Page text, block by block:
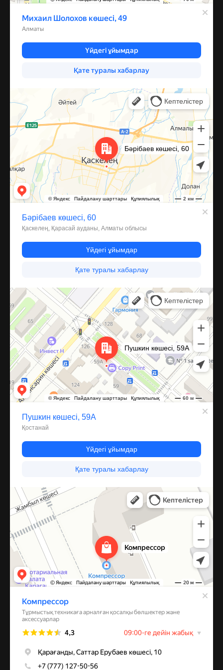
Улица Барибаева, 60 — Яндекс Карты
Костанай
Улица Пушкина, 59А — Яндекс Карты
Компрессор
Запчасти и аксессуары для бытовой техники в Караганде